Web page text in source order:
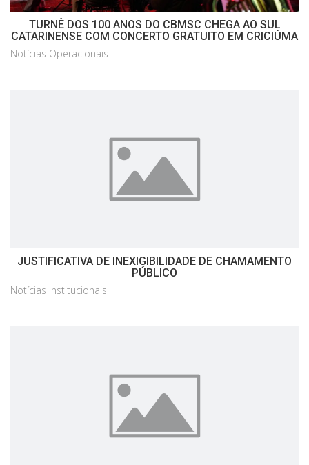
TURNÊ DOS 100 ANOS DO CBMSC CHEGA AO SUL
CATARINENSE COM CONCERTO GRATUITO EM CRICIÚMA
Notícias Operacionais
JUSTIFICATIVA DE INEXIGIBILIDADE DE CHAMAMENTO
PÚBLICO
Notícias Institucionais